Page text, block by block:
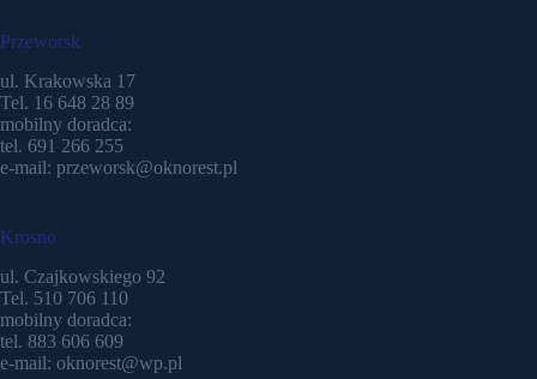
Przeworsk
ul. Krakowska 17
Tel. 16 648 28 89
mobilny doradca:
tel. 691 266 255
e-mail: przeworsk@oknorest.pl
Krosno
ul. Czajkowskiego 92
Tel. 510 706 110
mobilny doradca:
tel. 883 606 609
e-mail: oknorest@wp.pl